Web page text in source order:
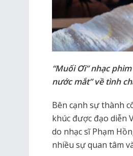
“Muối Ơi” nhạc
nước mắt” về tình
Bên cạnh sự thành
khúc được đạo diễn
do nhạc sĩ Phạm
nhiều sự quan tâm